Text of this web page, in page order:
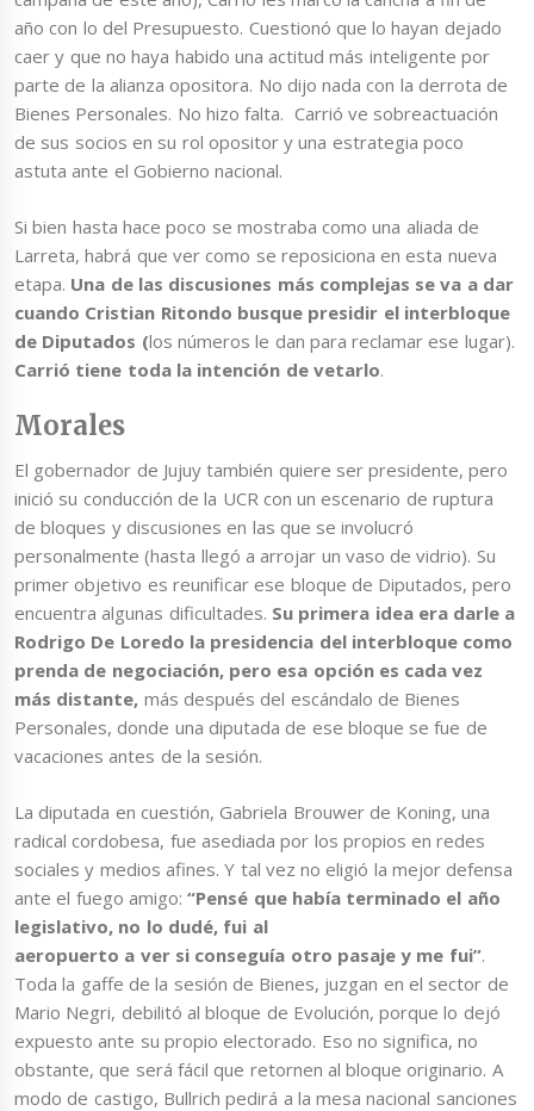
año con lo del Presupuesto. Cuestionó que lo hayan dejado
caer y que no haya habido una actitud más inteligente por
parte de la alianza opositora. No dijo nada con la derrota de
Bienes Personales. No hizo falta. Carrió ve sobreactuación
de sus socios en su rol opositor y una estrategia poco
astuta ante el Gobierno nacional.
Si bien hasta hace poco se mostraba como una aliada de
Larreta, habrá que ver como se reposiciona en esta nueva
etapa. Una de las discusiones más complejas se va a dar
cuando Cristian Ritondo busque presidir el interbloque
de Diputados (los números le dan para reclamar ese lugar).
Carrió tiene toda la intención de vetarlo.
Morales
El gobernador de Jujuy también quiere ser presidente, pero
inició su conducción de la UCR con un escenario de ruptura
de bloques y discusiones en las que se involucró
personalmente (hasta llegó a arrojar un vaso de vidrio). Su
primer objetivo es reunificar ese bloque de Diputados, pero
encuentra algunas dificultades. Su primera idea era darle a
Rodrigo De Loredo la presidencia del interbloque como
prenda de negociación, pero esa opción es cada vez
más distante, más después del escándalo de Bienes
Personales, donde una diputada de ese bloque se fue de
vacaciones antes de la sesión.
La diputada en cuestión, Gabriela Brouwer de Koning, una
radical cordobesa, fue asediada por los propios en redes
sociales y medios afines. Y tal vez no eligió la mejor defensa
ante el fuego amigo:“Pensé que había terminado el año
legislativo, no lo dudé, fui al
aeropuerto a ver si conseguía otro pasaje y me fui”.
Toda la gaffe de la sesión de Bienes, juzgan en el sector de
Mario Negri, debilitó al bloque de Evolución, porque lo dejó
expuesto ante su propio electorado. Eso no significa, no
obstante, que será fácil que retornen al bloque originario. A
modo de castigo, Bullrich pedirá a la mesa nacional sanciones